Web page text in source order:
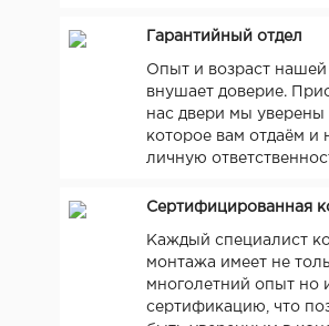
Гарантийный отдел
Опыт и возраст
внушает доверие.
нас двери мы уверены
которое вам отдаём и
личную
Сертифицированная
Каждый специалист
монтажа имеет не
многолетний опыт но
сертификацию, что